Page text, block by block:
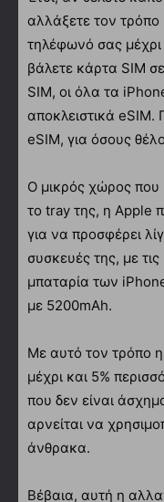
αλλάξετε τον τρόπο
τηλέφωνό σας
βάλετε κάρτα SIM
SIM, οι όλα τα
αποκλειστικά eSIM.
eSIM, για όσους
Ο μικρός χώρος που
το tray της, η Apple
για να προσφέρει
συσκευές της, με
μπαταρία των
με 5200mAh.
Με αυτό τον τρόπο
μέχρι και 5%
που δεν είναι
αρνείται να
άνθρακα.
Βέβαια, αυτή η